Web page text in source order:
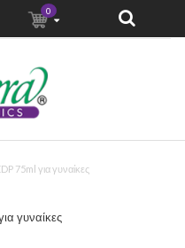
0
75ml για γυναίκες
γυναίκες